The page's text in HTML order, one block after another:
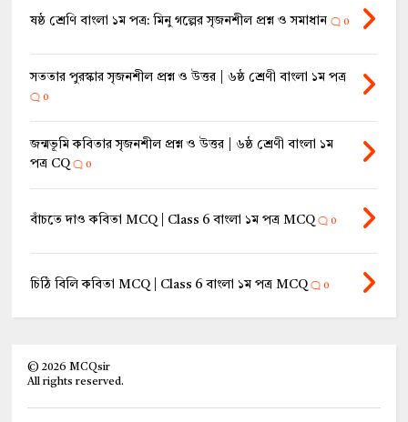
ষষ্ঠ শ্রেণি বাংলা ১ম পত্র: মিনু গল্পের সৃজনশীল প্রশ্ন ও সমাধান 0
সততার পুরস্কার সৃজনশীল প্রশ্ন ও উত্তর | ৬ষ্ঠ শ্রেণী বাংলা ১ম পত্র
0
জন্মভূমি কবিতার সৃজনশীল প্রশ্ন ও উত্তর | ৬ষ্ঠ শ্রেণী বাংলা ১ম
পত্র CQ
0
বাঁচতে দাও কবিতা MCQ | Class 6 বাংলা ১ম পত্র MCQ 0
চিঠি বিলি কবিতা MCQ | Class 6 বাংলা ১ম পত্র MCQ 0
©2026 MCQsir
All rights reserved.